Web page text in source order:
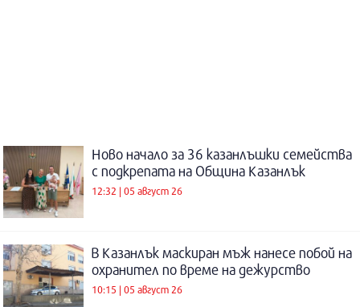
Ново начало за 36 казанлъшки семейства
с подкрепата на Община Казанлък
12:32 | 05 август 26
В Казанлък маскиран мъж нанесе побой на
охранител по време на дежурство
10:15 | 05 август 26